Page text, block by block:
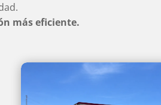
más eficiente.